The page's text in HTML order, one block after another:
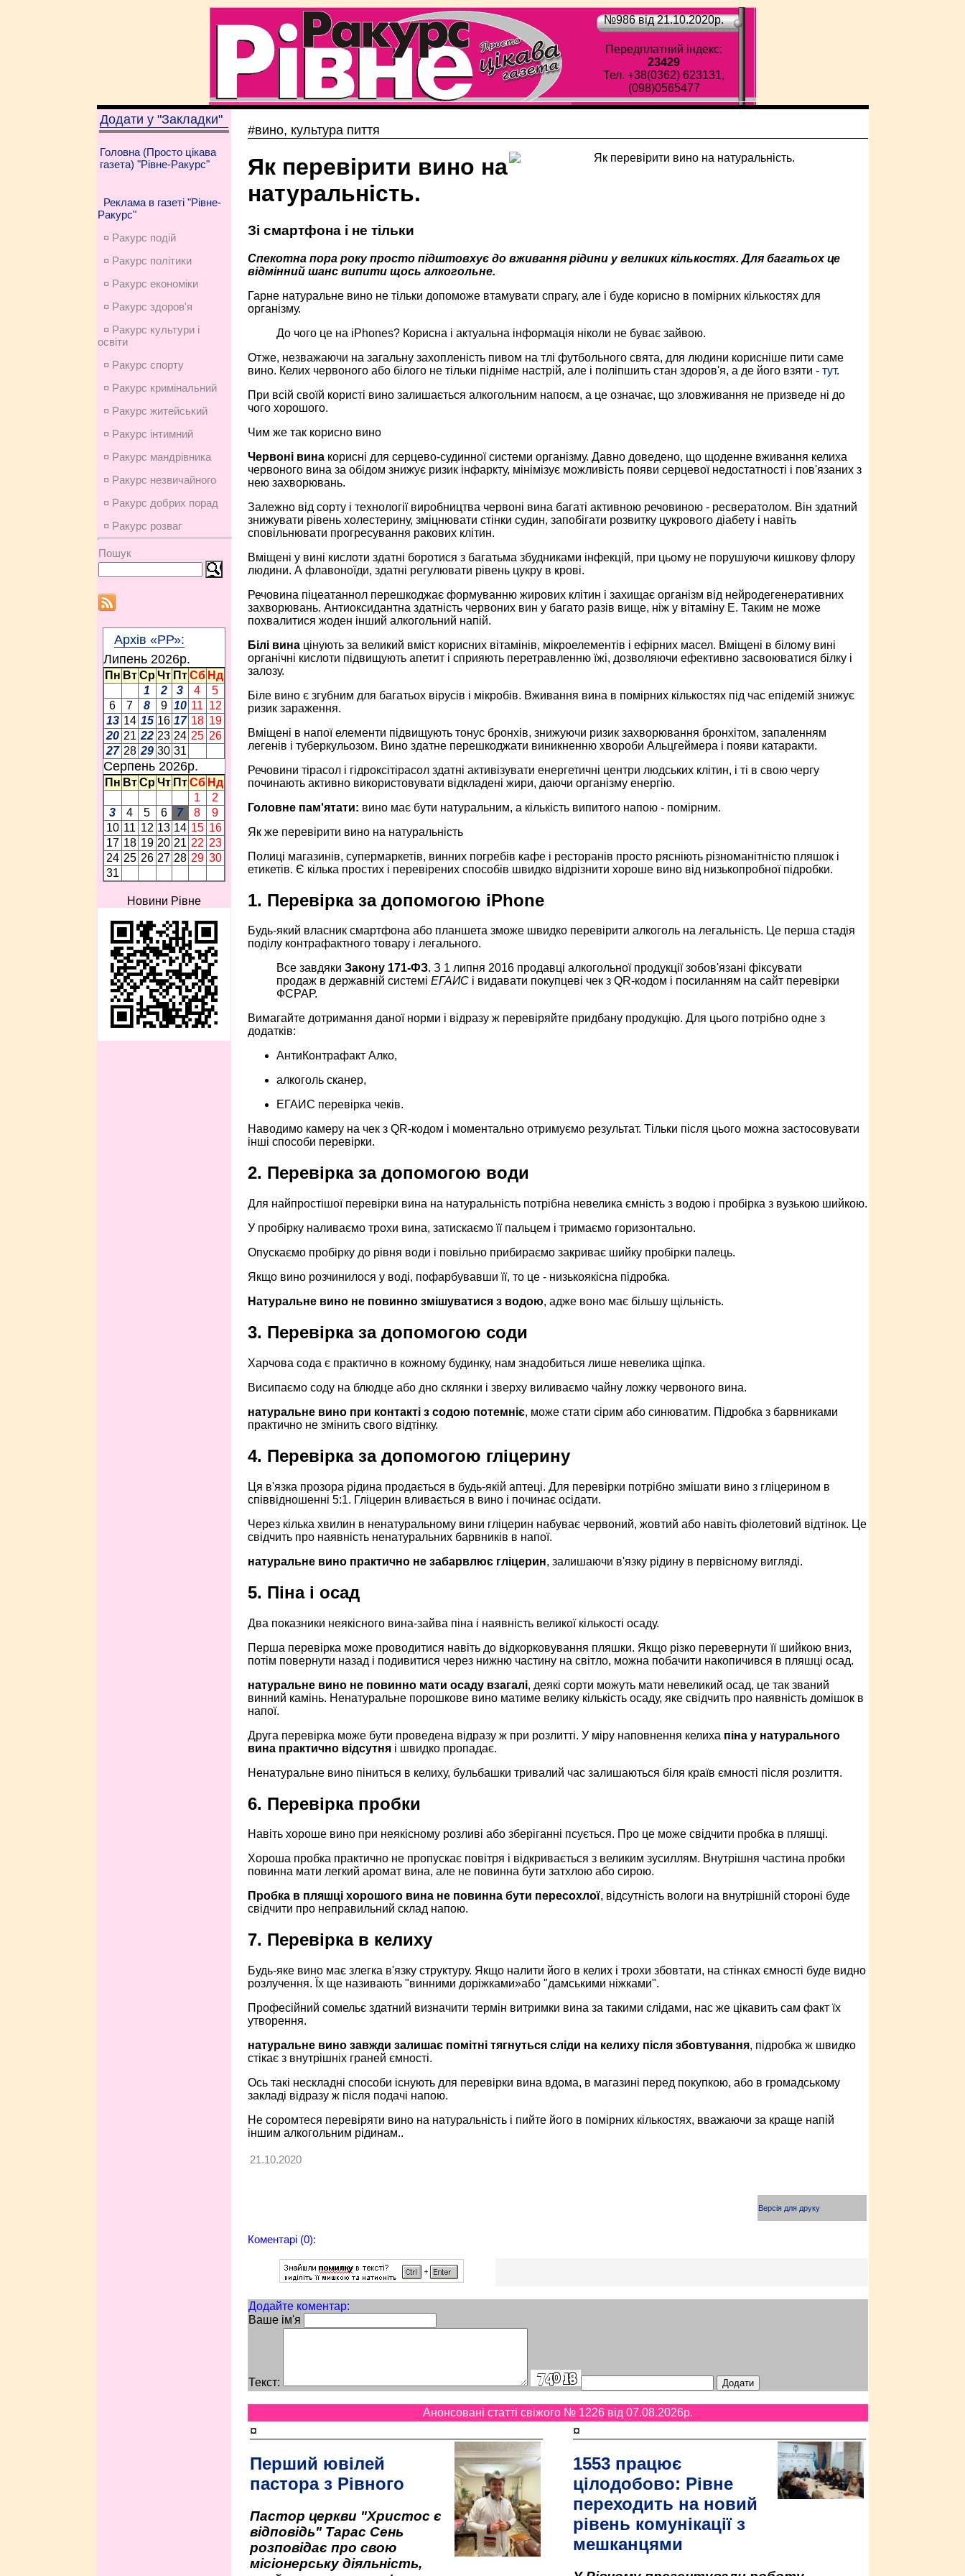
№986 від 21.10.2020p.
Передплатний індекс:
23429
Тел. +38(0362) 623131,
(098)0565477
Додати у "Закладки"
Головна (Просто цікава
газета) "Рівне-Ракурс"
Реклама в газеті "Рівне-
Ракурс"
¤ Ракурс подій
¤ Ракурс політики
¤ Ракурс економiки
¤ Ракурс здоров'я
¤ Ракурс культури і
освіти
¤ Ракурс спорту
¤ Ракурс кримінальний
¤ Ракурс житейський
¤ Ракурс інтимний
¤ Ракурс мандрівника
¤ Ракурс незвичайного
¤ Ракурс добрих порад
¤ Ракурс розваг
Пошук
Архів «РР»:
Липень 2026p.
Пн Вт Ср Чт Пт Сб Нд
1
2 3 4
5
6
7 8 9 10 11 12
13 14 15 16 17 18 19
20 21 22 23 24 25 26
27 28 29 30 31
Серпень 2026p.
Пн Вт Ср Чт Пт Сб Нд
1
2
3
4 5 6 7 8
9
10 11 12 13 14 15 16
17 18 19 20 21 22 23
24 25 26 27 28 29 30
31
Новини Рівне
#вино, культура пиття
Як перевірити вино на
натуральність.
Зі смартфона і не тільки
Спекотна пора року просто підштовхує до вживання рідини у великих кількостях. Для багатьох це
відмінний шанс випити щось алкогольне.
Гарне натуральне вино не тільки допоможе втамувати спрагу, але і буде корисно в помірних кількостях для
організму.
До чого це на iPhones? Корисна і актуальна інформація ніколи не буває зайвою.
Отже, незважаючи на загальну захопленість пивом на тлі футбольного свята, для людини корисніше пити саме
вино. Келих червоного або білого не тільки підніме настрій, але і поліпшить стан здоров'я, а де його взяти - тут.
При всій своїй користі вино залишається алкогольним напоєм, а це означає, що зловживання не призведе ні до
чого хорошого.
Чим же так корисно вино
Червоні вина корисні для серцево-судинної системи організму. Давно доведено, що щоденне вживання келиха
червоного вина за обідом знижує ризик інфаркту, мінімізує можливість появи серцевої недостатності і пов'язаних з
нею захворювань.
Залежно від сорту і технології виробництва червоні вина багаті активною речовиною - ресвератолом. Він здатний
знижувати рівень холестерину, зміцнювати стінки судин, запобігати розвитку цукрового діабету і навіть
сповільнювати прогресування ракових клітин.
Вміщені у вині кислоти здатні боротися з багатьма збудниками інфекцій, при цьому не порушуючи кишкову флору
людини. А флавоноїди, здатні регулювати рівень цукру в крові.
Речовина піцеатаннол перешкоджає формуванню жирових клітин і захищає організм від нейродегенеративних
захворювань. Антиоксидантна здатність червоних вин у багато разів вище, ніж у вітаміну E. Таким не може
похвалитися жоден інший алкогольний напій.
Білі вина цінують за великий вміст корисних вітамінів, мікроелементів і ефірних масел. Вміщені в білому вині
органічні кислоти підвищують апетит і сприяють перетравленню їжі, дозволяючи ефективно засвоюватися білку і
залозу.
Біле вино є згубним для багатьох вірусів і мікробів. Вживання вина в помірних кількостях під час епідемій знижує
ризик зараження.
Вміщені в напої елементи підвищують тонус бронхів, знижуючи ризик захворювання бронхітом, запаленням
легенів і туберкульозом. Вино здатне перешкоджати виникненню хвороби Альцгеймера і появи катаракти.
Речовини тірасол і гідроксітірасол здатні активізувати енергетичні центри людських клітин, і ті в свою чергу
починають активно використовувати відкладені жири, даючи організму енергію.
Головне пам'ятати: вино має бути натуральним, а кількість випитого напою - помірним.
Як же перевірити вино на натуральність
Полиці магазинів, супермаркетів, винних погребів кафе і ресторанів просто рясніють різноманітністю пляшок і
етикетів. Є кілька простих і перевірених способів швидко відрізнити хороше вино від низькопробної підробки.
1. Перевірка за допомогою iPhone
Будь-який власник смартфона або планшета зможе швидко перевірити алкоголь на легальність. Це перша стадія
поділу контрафактного товару і легального.
Все завдяки Закону 171-ФЗ. З 1 липня 2016 продавці алкогольної продукції зобов'язані фіксувати
продаж в державній системі ЕГАИСі видавати покупцеві чек з QR-кодом і посиланням на сайт перевірки
ФСРАР.
Вимагайте дотримання даної норми і відразу ж перевіряйте придбану продукцію. Для цього потрібно одне з
додатків:
АнтиКонтрафакт Алко,
алкоголь сканер,
ЕГАИС перевірка чеків.
Наводимо камеру на чек з QR-кодом і моментально отримуємо результат. Тільки після цього можна застосовувати
інші способи перевірки.
2. Перевірка за допомогою води
Для найпростішої перевірки вина на натуральність потрібна невелика ємність з водою і пробірка з вузькою шийкою.
У пробірку наливаємо трохи вина, затискаємо її пальцем і тримаємо горизонтально.
Опускаємо пробірку до рівня води і повільно прибираємо закриває шийку пробірки палець.
Якщо вино розчинилося у воді, пофарбувавши її, то це - низькоякісна підробка.
Натуральне вино не повинно змішуватися з водою, адже воно має більшу щільність.
3. Перевірка за допомогою соди
Харчова сода є практично в кожному будинку, нам знадобиться лише невелика щіпка.
Висипаємо соду на блюдце або дно склянки і зверху виливаємо чайну ложку червоного вина.
натуральне вино при контакті з содою потемніє, може стати сірим або синюватим. Підробка з барвниками
практично не змінить свого відтінку.
4. Перевірка за допомогою гліцерину
Ця в'язка прозора рідина продається в будь-якій аптеці. Для перевірки потрібно змішати вино з гліцерином в
співвідношенні 5:1. Гліцерин вливається в вино і починає осідати.
Через кілька хвилин в ненатуральному вини гліцерин набуває червоний, жовтий або навіть фіолетовий відтінок. Це
свідчить про наявність ненатуральних барвників в напої.
натуральне вино практично не забарвлює гліцерин, залишаючи в'язку рідину в первісному вигляді.
5. Піна і осад
Два показники неякісного вина-зайва піна і наявність великої кількості осаду.
Перша перевірка може проводитися навіть до відкорковування пляшки. Якщо різко перевернути її шийкою вниз,
потім повернути назад і подивитися через нижню частину на світло, можна побачити накопичився в пляшці осад.
натуральне вино не повинно мати осаду взагалі, деякі сорти можуть мати невеликий осад, це так званий
винний камінь. Ненатуральне порошкове вино матиме велику кількість осаду, яке свідчить про наявність домішок в
напої.
Друга перевірка може бути проведена відразу ж при розлитті. У міру наповнення келиха піна у натурального
вина практично відсутняі швидко пропадає.
Ненатуральне вино піниться в келиху, бульбашки тривалий час залишаються біля країв ємності після розлиття.
6. Перевірка пробки
Навіть хороше вино при неякісному розливі або зберіганні псується. Про це може свідчити пробка в пляшці.
Хороша пробка практично не пропускає повітря і відкривається з великим зусиллям. Внутрішня частина пробки
повинна мати легкий аромат вина, але не повинна бути затхлою або сирою.
Пробка в пляшці хорошого вина не повинна бути пересохлої, відсутність вологи на внутрішній стороні буде
свідчити про неправильний склад напою.
7. Перевірка в келиху
Будь-яке вино має злегка в'язку структуру. Якщо налити його в келих і трохи збовтати, на стінках ємності буде видно
розлучення. Їх ще називають "винними доріжками»або "дамськими ніжками".
Професійний сомельє здатний визначити термін витримки вина за такими слідами, нас же цікавить сам факт їх
утворення.
натуральне вино завжди залишає помітні тягнуться сліди на келиху після збовтування, підробка ж швидко
стікає з внутрішніх граней ємності.
Ось такі нескладні способи існують для перевірки вина вдома, в магазині перед покупкою, або в громадському
закладі відразу ж після подачі напою.
Не соромтеся перевіряти вино на натуральність і пийте його в помірних кількостях, вважаючи за краще напій
іншим алкогольним рідинам..
21.10.2020
Версія для друку
Коментарі (0):
Додайте коментар:
Ваше ім'я
Текст:
Анонсовані статті свіжого № 1226 від 07.08.2026p.
¤
Перший ювілей
пастора з Рівного
Пастор церкви "Христос є
відповідь" Тарас Сень
розповідає про свою
місіонерську діяльність,
¤
1553 працює
цілодобово: Рівне
переходить на новий
рівень комунікації з
мешканцями